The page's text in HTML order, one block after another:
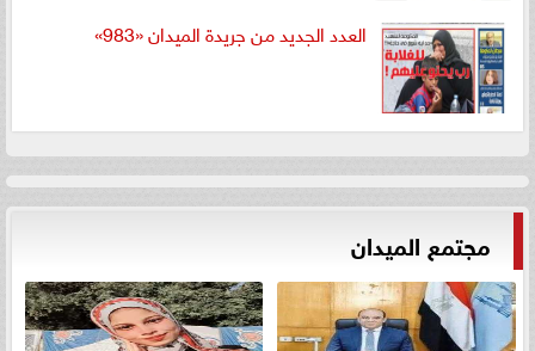
العدد الجديد من جريدة الميدان «983»
مجتمع الميدان